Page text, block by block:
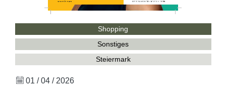
Shopping
Sonstiges
Steiermark
01 / 04 / 2026